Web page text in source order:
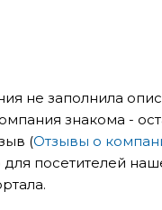
не заполнила
знакома -
(Отзывы о
для посетителей